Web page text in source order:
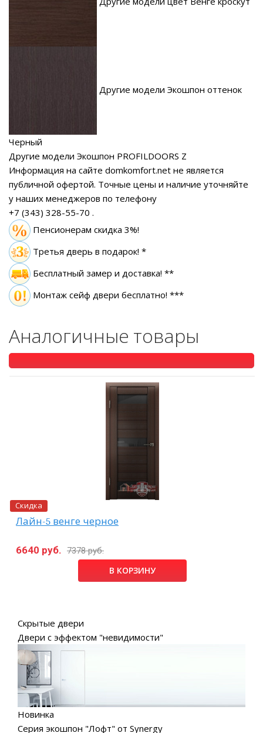
Другие модели Экошпон оттенок
Черный
Другие модели Экошпон PROFILDOORS Z
Информация на сайте domkomfort.net не является
публичной офертой. Точные цены и наличие уточняйте
у наших менеджеров по телефону
+7 (343) 328-55-70 .
Пенсионерам скидка 3%!
Третья дверь в подарок! *
Бесплатный замер и доставка! **
Монтаж сейф двери бесплатно! ***
Аналогичные товары
Скидка
Лайн-5 венге черное
6640 руб. 7378 руб.
В КОРЗИНУ
Скрытые двери
Двери с эффектом "невидимости"
Новинка
Серия экошпон "Лофт" от Synergy